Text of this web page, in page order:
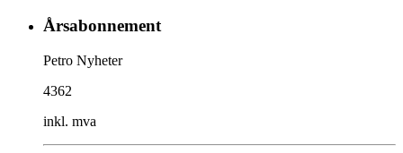
Årsabonnement
Petro Nyheter
4362
inkl. mva